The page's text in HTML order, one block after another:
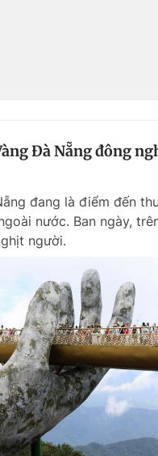
Đà Nẵng đông
đang là điểm đến
nước. Ban ngày,
người.